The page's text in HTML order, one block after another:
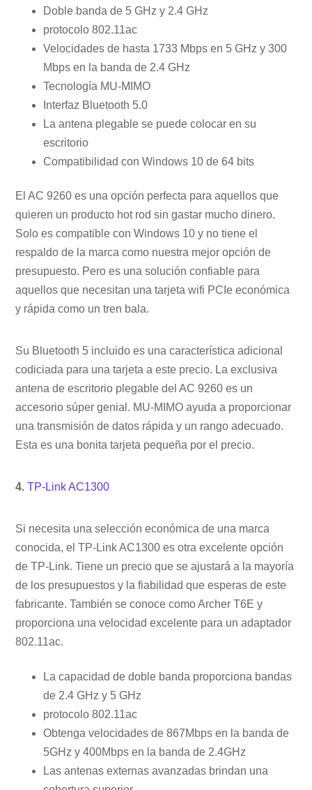
Doble banda de 5 GHz y 2.4 GHz
protocolo 802.11ac
Velocidades de hasta 1733 Mbps en 5 GHz y 300
Mbps en la banda de 2.4 GHz
Tecnología MU-MIMO
Interfaz Bluetooth 5.0
La antena plegable se puede colocar en su
escritorio
Compatibilidad con Windows 10 de 64 bits
El AC 9260 es una opción perfecta para aquellos que
quieren un producto hot rod sin gastar mucho dinero.
Solo es compatible con Windows 10 y no tiene el
respaldo de la marca como nuestra mejor opción de
presupuesto. Pero es una solución confiable para
aquellos que necesitan una tarjeta wifi PCIe económica
y rápida como un tren bala.
Su Bluetooth 5 incluido es una característica adicional
codiciada para una tarjeta a este precio. La exclusiva
antena de escritorio plegable del AC 9260 es un
accesorio súper genial. MU-MIMO ayuda a proporcionar
una transmisión de datos rápida y un rango adecuado.
Esta es una bonita tarjeta pequeña por el precio.
4.TP-Link AC1300
Si necesita una selección económica de una marca
conocida, el TP-Link AC1300 es otra excelente opción
de TP-Link. Tiene un precio que se ajustará a la mayoría
de los presupuestos y la fiabilidad que esperas de este
fabricante. También se conoce como Archer T6E y
proporciona una velocidad excelente para un adaptador
802.11ac.
La capacidad de doble banda proporciona bandas
de 2.4 GHz y 5 GHz
protocolo 802.11ac
Obtenga velocidades de 867Mbps en la banda de
5GHz y 400Mbps en la banda de 2.4GHz
Las antenas externas avanzadas brindan una